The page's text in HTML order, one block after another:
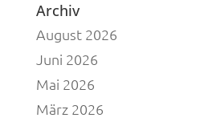
Archiv
August 2026
Juni 2026
Mai 2026
März 2026